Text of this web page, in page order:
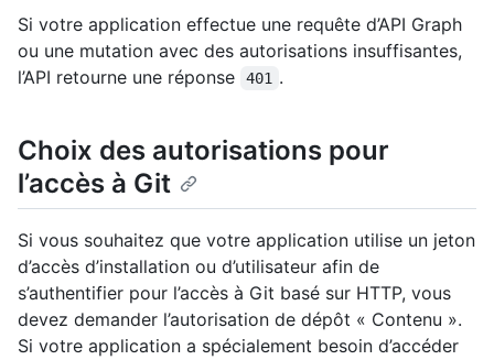
Si votre application effectue une requête d’API Graph
ou une mutation avec des autorisations insuffisantes,
l’API retourne une réponse
401 .
Choix des autorisations pour
l’accès à Git
Si vous souhaitez que votre application utilise un jeton
d’accès d’installation ou d’utilisateur afin de
s’authentifier pour l’accès à Git basé sur HTTP, vous
devez demander l’autorisation de dépôt « Contenu ».
Si votre application a spécialement besoin d’accéder